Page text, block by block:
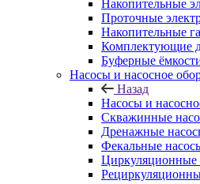
Накопительные
Проточные
Накопительные
Комплектующие
Буферные
Насосы и насосное
Назад
Насосы и
Скважинные
Дренажные
Фекальные
Циркуляционные